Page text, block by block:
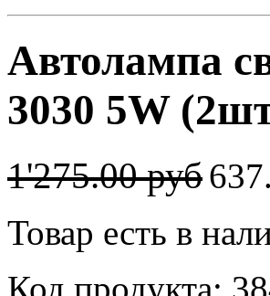
Автолампа
3030 5W
1'275.00 руб
Товар есть в
Код продукта: